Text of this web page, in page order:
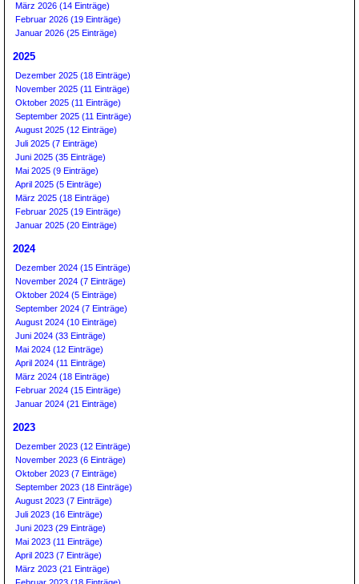
März 2026 (14 Einträge)
Februar 2026 (19 Einträge)
Januar 2026 (25 Einträge)
2025
Dezember 2025 (18 Einträge)
November 2025 (11 Einträge)
Oktober 2025 (11 Einträge)
September 2025 (11 Einträge)
August 2025 (12 Einträge)
Juli 2025 (7 Einträge)
Juni 2025 (35 Einträge)
Mai 2025 (9 Einträge)
April 2025 (5 Einträge)
März 2025 (18 Einträge)
Februar 2025 (19 Einträge)
Januar 2025 (20 Einträge)
2024
Dezember 2024 (15 Einträge)
November 2024 (7 Einträge)
Oktober 2024 (5 Einträge)
September 2024 (7 Einträge)
August 2024 (10 Einträge)
Juni 2024 (33 Einträge)
Mai 2024 (12 Einträge)
April 2024 (11 Einträge)
März 2024 (18 Einträge)
Februar 2024 (15 Einträge)
Januar 2024 (21 Einträge)
2023
Dezember 2023 (12 Einträge)
November 2023 (6 Einträge)
Oktober 2023 (7 Einträge)
September 2023 (18 Einträge)
August 2023 (7 Einträge)
Juli 2023 (16 Einträge)
Juni 2023 (29 Einträge)
Mai 2023 (11 Einträge)
April 2023 (7 Einträge)
März 2023 (21 Einträge)